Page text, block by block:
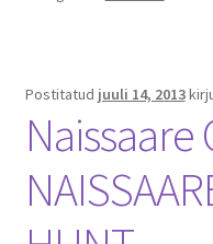
Postitatud juuli 14, 2013